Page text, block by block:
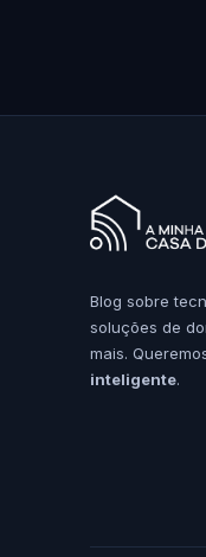
Blog sobre
soluções de
mais.
inteligente.